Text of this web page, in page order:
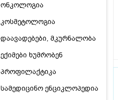
ონკოლოგია
კოსმეტოლოგია
დაავადებები, მკურნალობა
ექიმები ხუმრობენ
პროფილაქტიკა
სამედიცინო ენციკლოპედია